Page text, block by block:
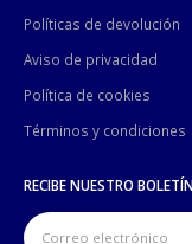
Políticas de devolución
Aviso de privacidad
Política de cookies
Términos y condiciones
RECIBE NUESTRO